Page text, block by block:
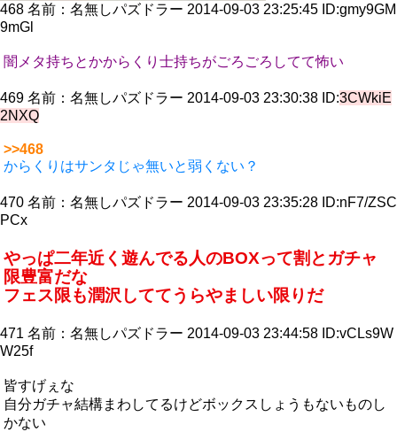
468 名前： 名無しパズドラー 2014-09-03 23:25:45 ID:gmy9GM
9mGl
闇メタ持ちとかからくり士持ちがごろごろしてて怖い
469 名前： 名無しパズドラー 2014-09-03 23:30:38 ID:3CWkiE
2NXQ
>>468
からくりはサンタじゃ無いと弱くない？
470 名前： 名無しパズドラー 2014-09-03 23:35:28 ID:nF7/ZSC
PCx
やっぱ二年近く遊んでる人のBOXって割とガチャ
限豊富だな
フェス限も潤沢しててうらやましい限りだ
471 名前： 名無しパズドラー 2014-09-03 23:44:58 ID:vCLs9W
W25f
皆すげぇな
自分ガチャ結構まわしてるけどボックスしょうもないものし
かない